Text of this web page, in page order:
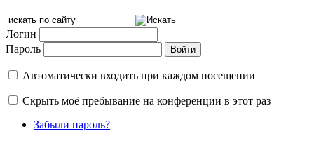
Логин
Пароль
Автоматически входить при каждом посещении
Скрыть моё пребывание на конференции в этот раз
Забыли пароль?